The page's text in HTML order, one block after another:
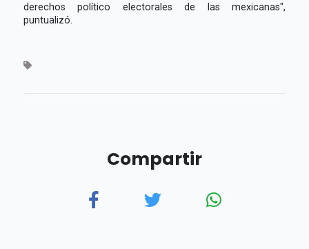
derechos político electorales de las mexicanas",
puntualizó.
Compartir